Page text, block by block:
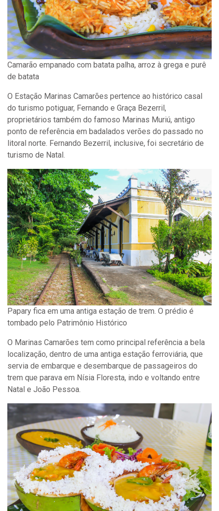
Camarão empanado com batata palha, arroz à grega e purê
de batata
O Estação Marinas Camarões pertence ao histórico casal
do turismo potiguar, Fernando e Graça Bezerril,
proprietários também do famoso Marinas Muriú, antigo
ponto de referência em badalados verões do passado no
litoral norte. Fernando Bezerril, inclusive, foi secretário de
turismo de Natal.
Papary fica em uma antiga estação de trem. O prédio é
tombado pelo Patrimônio Histórico
O Marinas Camarões tem como principal referência a bela
localização, dentro de uma antiga estação ferroviária, que
servia de embarque e desembarque de passageiros do
trem que parava em Nísia Floresta, indo e voltando entre
Natal e João Pessoa.